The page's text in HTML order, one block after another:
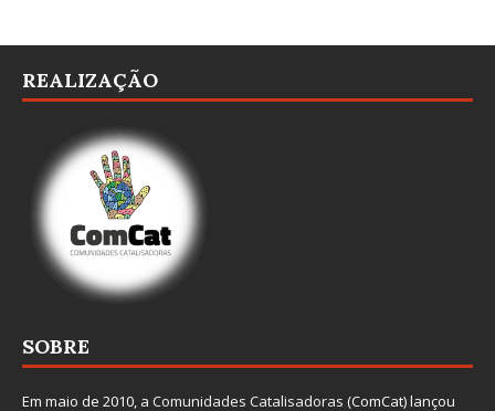
REALIZAÇÃO
SOBRE
Em maio de 2010, a Comunidades Catalisadoras (ComCat) lançou